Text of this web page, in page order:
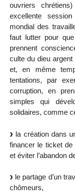
ouvriers
excellente
mondial des
faut lutter pour
prennent
culte du dieu
et, en même
tentations, par
corruption, en
simples qui
solidaires, comme
la création dans
financer le ticket
et éviter l’abandon
le partage d’un
chômeurs,